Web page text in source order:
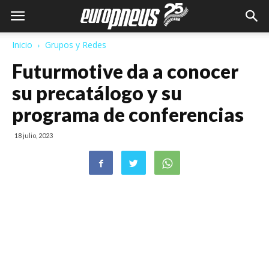
Inicio Grupos y Redes
Futurmotive da a conocer
su precatálogo y su
programa de conferencias
18 julio, 2023